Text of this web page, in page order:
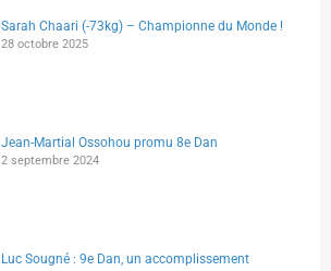
Sarah Chaari (-73kg) – Championne du Monde !
28 octobre 2025
Jean-Martial Ossohou promu 8e Dan
2 septembre 2024
Luc Sougné : 9e Dan, un accomplissement